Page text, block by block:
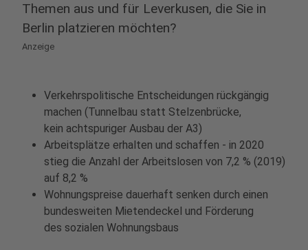
Themen aus und für Leverkusen, die Sie in
Berlin platzieren möchten?
Anzeige
Verkehrspolitische Entscheidungen rückgängig
machen (Tunnelbau statt Stelzenbrücke,
kein achtspuriger Ausbau der A3)
Arbeitsplätze erhalten und schaffen - in 2020
stieg die Anzahl der Arbeitslosen von 7,2 % (2019)
auf 8,2 %
Wohnungspreise dauerhaft senken durch einen
bundesweiten Mietendeckel und Förderung
des sozialen Wohnungsbaus